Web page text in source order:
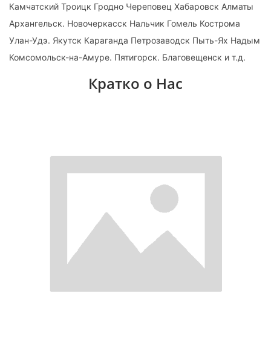
Камчатский Троицк Гродно Череповец Хабаровск Алматы
Архангельск. Новочеркасск Нальчик Гомель Кострома
Улан-Удэ. Якутск Караганда Петрозаводск Пыть-Ях Надым
Комсомольск-на-Амуре. Пятигорск. Благовещенск и т.д.
Кратко о Нас